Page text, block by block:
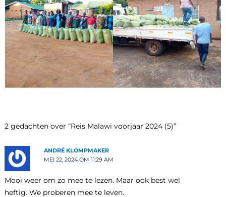
2 gedachten over “Reis Malawi voorjaar 2024 (5)”
ANDRÉ KLOMPMAKER
MEI 22, 2024 OM 11:29 AM
Mooi weer om zo mee te lezen. Maar ook best wel
heftig. We proberen mee te leven.